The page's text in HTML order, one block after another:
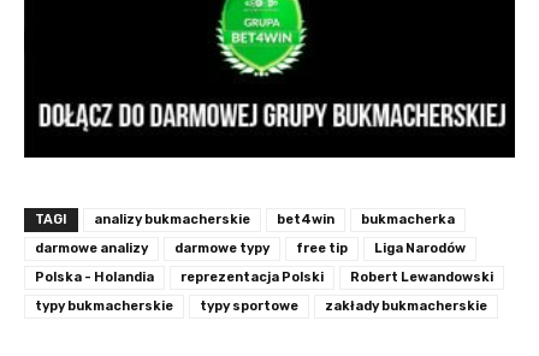
TAGI analizy bukmacherskie bet4win
bukmacherka
darmowe analizy
darmowe typy free tip
Liga Narodów
Polska - Holandia
reprezentacja Polski
Robert Lewandowski
typy bukmacherskie
typy sportowe zakłady bukmacherskie